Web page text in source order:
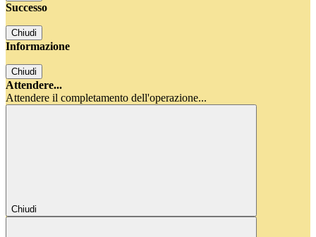
Successo
Chiudi
Informazione
Chiudi
Attendere...
Attendere il completamento dell'operazione...
Chiudi